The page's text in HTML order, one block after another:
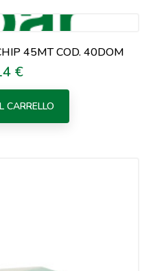
45MT COD. 40DOM
€
CARRELLO